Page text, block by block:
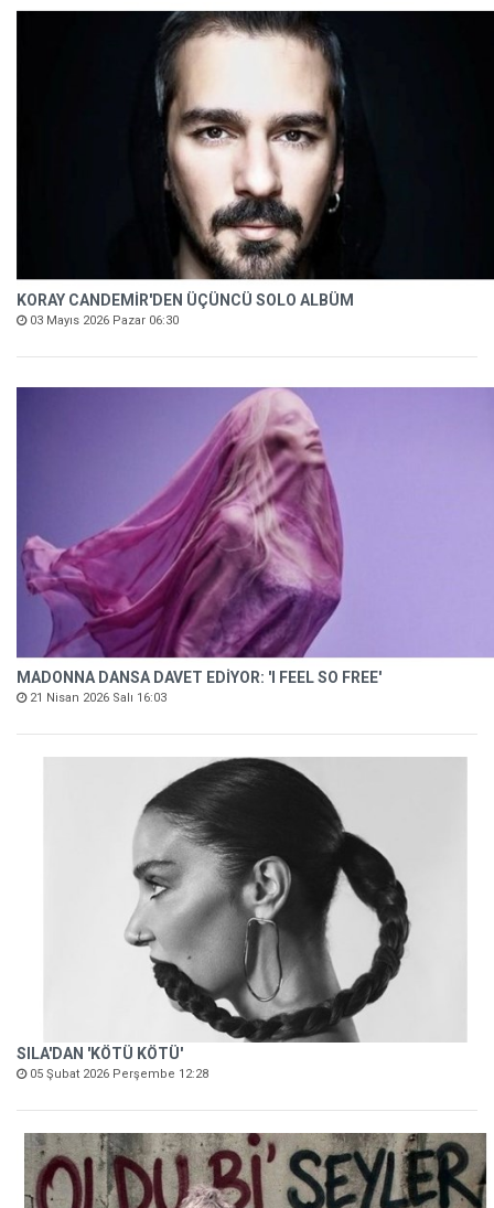
KORAY CANDEMİR'DEN ÜÇÜNCÜ SOLO ALBÜM
03 Mayıs 2026 Pazar 06:30
MADONNA DANSA DAVET EDİYOR: 'I FEEL SO FREE'
21 Nisan 2026 Salı 16:03
SILA'DAN 'KÖTÜ KÖTÜ'
05 Şubat 2026 Perşembe 12:28